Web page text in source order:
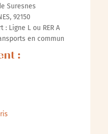
Suresnes
92150
Ligne L ou RER A
en commun
: